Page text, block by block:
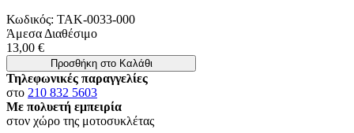
Κωδικός: ΤΑΚ-0033-000
Άμεσα Διαθέσιμο
13,00 €
Προσθήκη στο Καλάθι
Τηλεφωνικές παραγγελίες
στο 210 832 5603
Με πολυετή εμπειρία
στον χώρο της μοτοσυκλέτας